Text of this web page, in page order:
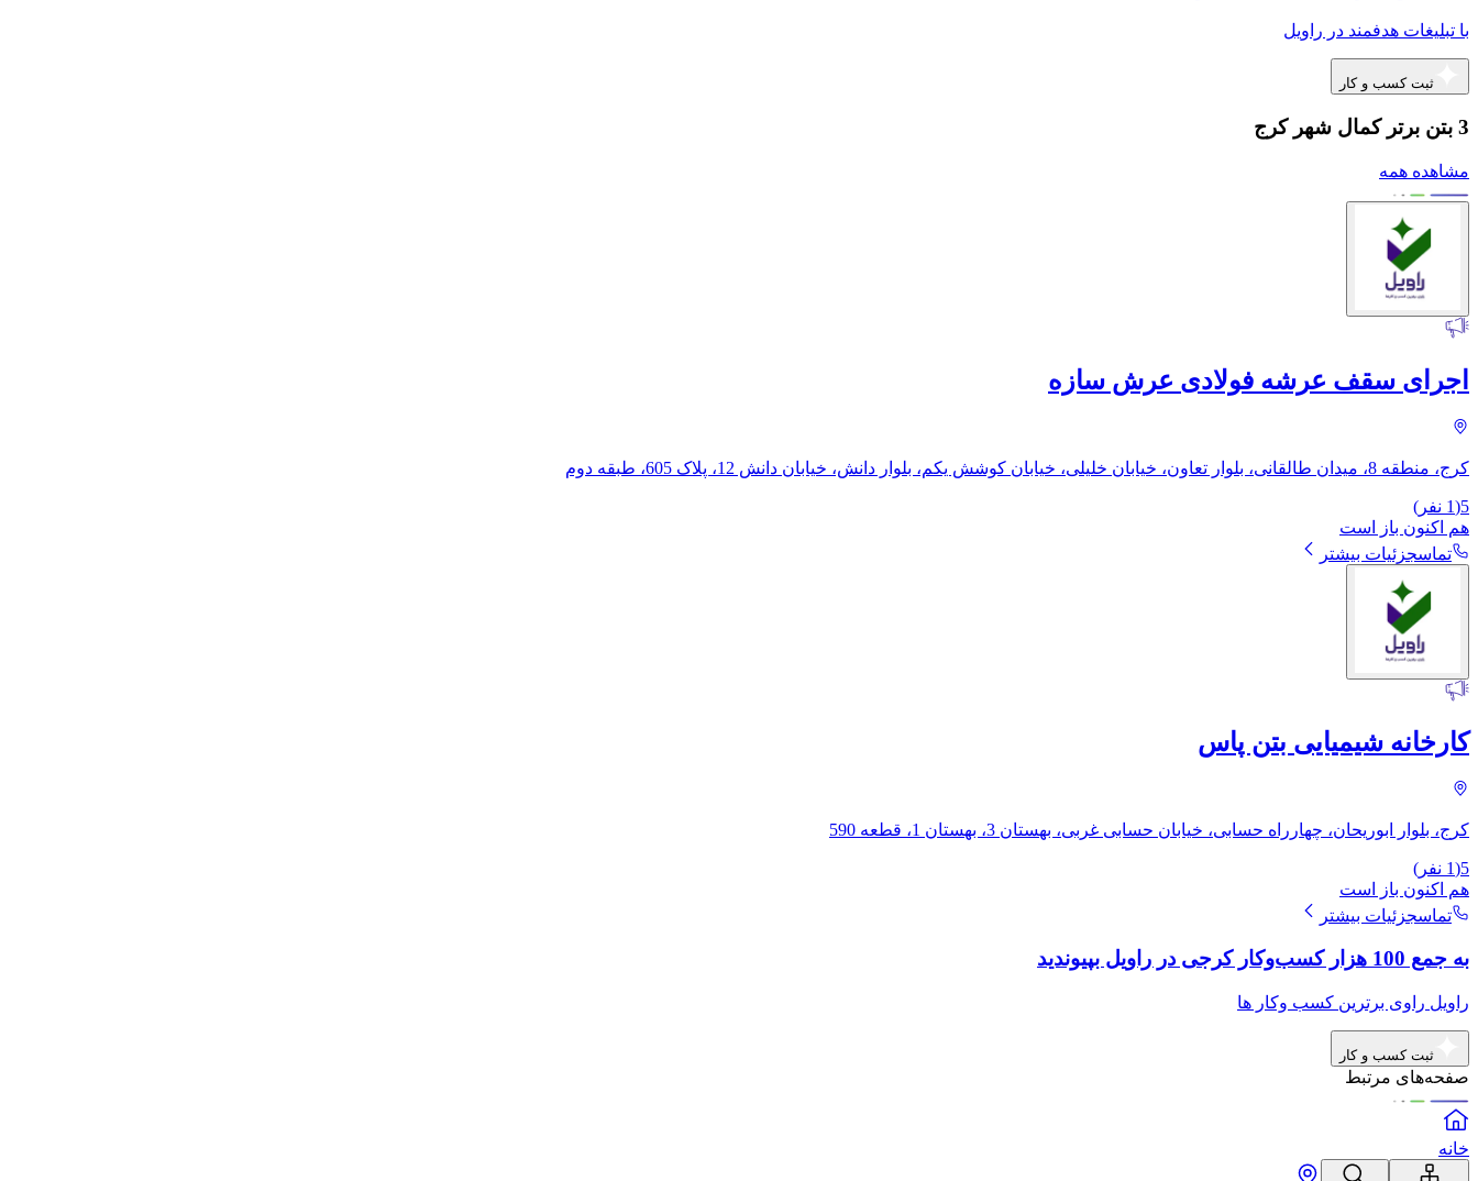
با تبلیغات هدفمند در راویل
ثبت کسب و کار
3 بتن برتر کمال شهر کرج
مشاهده همه
اجرای سقف عرشه فولادی عرش سازه
کرج، منطقه 8، میدان طالقانی، بلوار تعاون، خیابان خلیلی، خیابان کوشش یکم، بلوار دانش، خیابان دانش 12، پلاک 605، طبقه دوم
5
(
1 نفر)
هم اکنون باز است
تماسجزئیات بیشتر
کارخانه شیمیایی بتن پاس
کرج، بلوار ابوریحان، چهارراه حسابی، خیابان حسابی غربی، بهستان 3، بهستان 1، قطعه 590
5
(
1 نفر)
هم اکنون باز است
تماسجزئیات بیشتر
به جمع 100 هزار کسب‌وکار کرجی در راویل بپیوندید
راویل راوی برترین کسب وکار ها
ثبت کسب و کار
صفحه‌های مرتبط
خانه